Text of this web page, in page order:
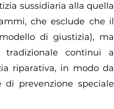
sussidiaria alla quella
che esclude che il
di giustizia), ma
continui a
riparativa, in modo da
prevenzione speciale